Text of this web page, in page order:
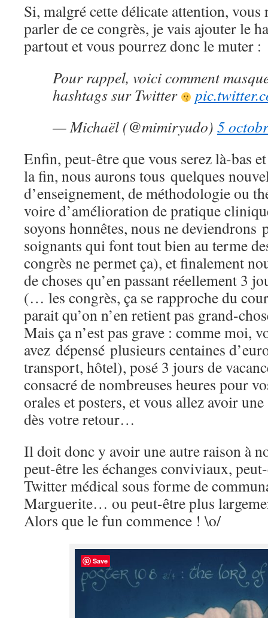
Si, malgré cette délicate attention, vous
parler de ce congrès, je vais ajouter le
partout et vous pourrez donc le muter :
Pour rappel, voici comment
hashtags sur Twitter
— Michaël (@mimiryudo) 5
Enfin, peut-être que vous serez là-bas
la fin, nous aurons tous quelques
d’enseignement, de méthodologie ou
voire d’amélioration de pratique
soyons honnêtes, nous ne deviendrons
soignants qui font tout bien au terme
congrès ne permet ça), et finalement
de choses qu’en passant réellement 3
(… les congrès, ça se rapproche du
parait qu’on n’en retient pas grand-
Mais ça n’est pas grave : comme moi,
avez dépensé plusieurs centaines
transport, hôtel), posé 3 jours de
consacré de nombreuses heures pour
orales et posters, et vous allez avoir
dès votre retour…
Il doit donc y avoir une autre raison à
peut-être les échanges conviviaux,
Twitter médical sous forme de
Marguerite… ou peut-être plus
Alors que le fun commence ! \o/
Save